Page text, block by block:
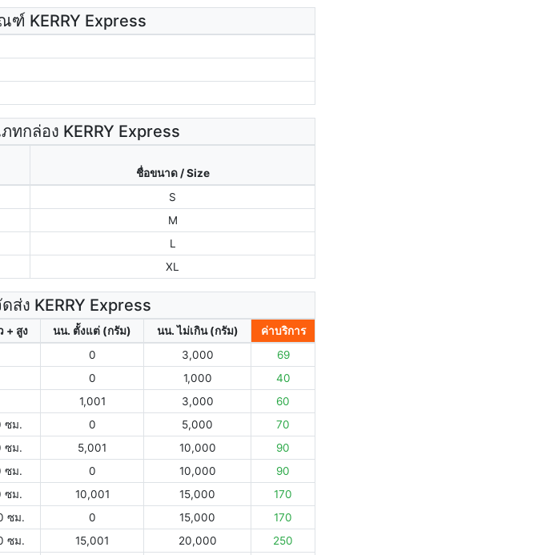
ฑ์ KERRY Express
ทกล่อง KERRY Express
ชื่อขนาด / Size
S
M
L
XL
ส่ง KERRY Express
+ สูง นน. ตั้งแต่ (กรัม) นน. ไม่เกิน (กรัม)
ค่าบริการ
0 3,000
69
0 1,000
40
1,001 3,000
60
ซม. 0 5,000
70
ซม. 5,001 10,000
90
ซม. 0 10,000
90
ซม. 10,001 15,000
170
ซม. 0 15,000
170
ซม. 15,001 20,000
250